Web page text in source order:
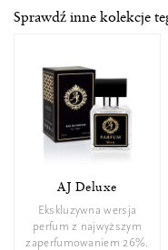
Sprawdź inne kolekcje
AJ Deluxe
Ekskluzywna wersja
perfum z najwyższym
zaperfumowaniem 26%.